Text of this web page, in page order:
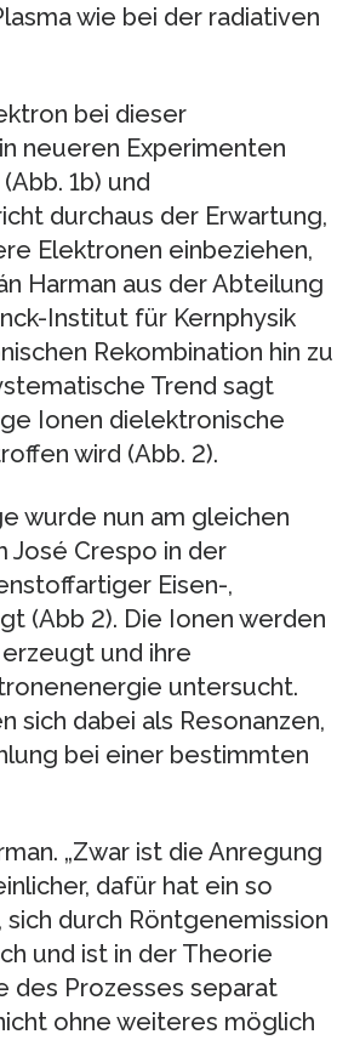
wie bei der radiativen
bei dieser
neueren Experimenten
1b) und
durchaus der Erwartung,
Elektronen einbeziehen,
Harman aus der Abteilung
Institut für Kernphysik
Rekombination hin zu
Trend sagt
Ionen dielektronische
wird (Abb. 2).
wurde nun am gleichen
José Crespo in der
Eisen-,
(Abb 2). Die Ionen werden
und ihre
untersucht.
sich dabei als Resonanzen,
bei einer bestimmten
„Zwar ist die Anregung
dafür hat ein so
durch Röntgenemission
und ist in der Theorie
des Prozesses separat
ohne weiteres möglich